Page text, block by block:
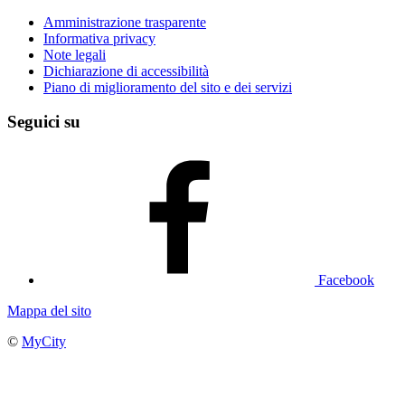
Amministrazione trasparente
Informativa privacy
Note legali
Dichiarazione di accessibilità
Piano di miglioramento del sito e dei servizi
Seguici su
Facebook
Mappa del sito
© MyCity